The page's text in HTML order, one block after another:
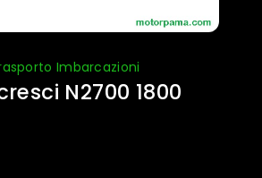
Imbarcazioni
N2700 1800